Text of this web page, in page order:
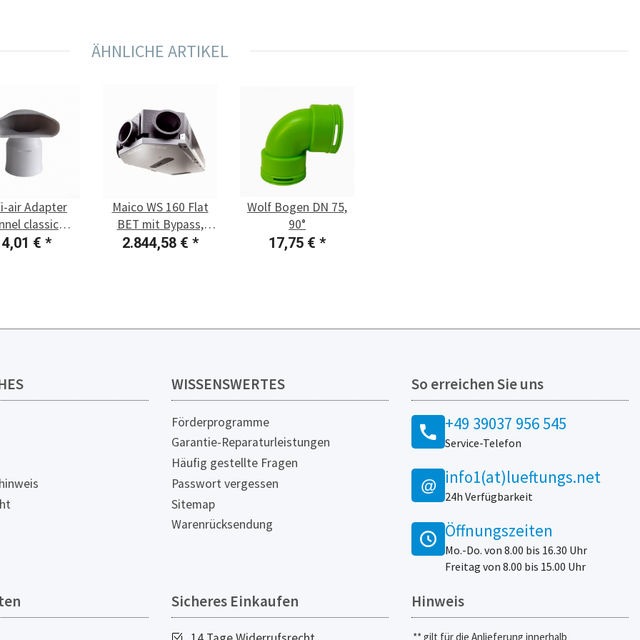
ÄHNLICHE ARTIKEL
air Adapter
classic
90°,
€ *
Maico WS 160 Flat
BET mit Bypass,
Enthalpie
2.844,58 € *
Wolf Bogen DN 75,
90°
17,75 € *
WISSENSWERTES
Förderprogramme
Garantie-Reparaturleistungen
Häufig gestellte Fragen
Passwort vergessen
Sitemap
Warenrücksendung
So erreichen Sie uns
+49 39037 956 545
Service-Telefon
@ info1(at)lueftungs.net
24h Verfügbarkeit
Öffnungszeiten
Mo.-Do. von 8.00 bis 16.30 Uhr
Freitag von 8.00 bis 15.00 Uhr
Sicheres Einkaufen Hinweis
** gilt für die Anlieferung innerhalb